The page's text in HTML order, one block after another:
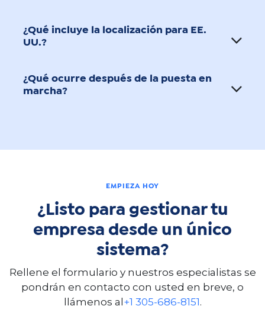
¿Qué incluye la localización para EE.
UU.?
¿Qué ocurre después de la puesta en
marcha?
EMPIEZA HOY
¿Listo para gestionar tu
empresa desde un único
sistema?
Rellene el formulario y nuestros especialistas se
pondrán en contacto con usted en breve, o
llámenos al +1 305-686-8151.